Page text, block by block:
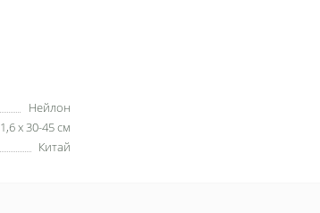
Нейлон
1,6 х 30-45 см
Китай